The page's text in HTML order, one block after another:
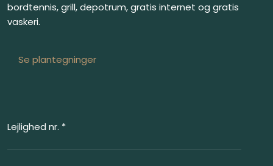
bordtennis, grill, depotrum, gratis internet og gratis
vaskeri.
​Se plantegninger